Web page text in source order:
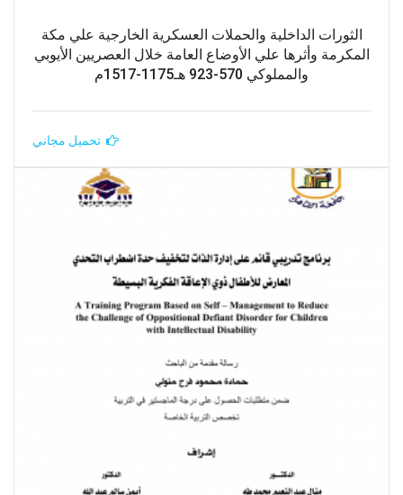
الثورات الداخلية والحملات العسكرية الخارجية علي مكة
المكرمة وأثرها علي الأوضاع العامة خلال العصريين الأيوبي
والمملوكي 570-923 هـ1175-1517م
تحميل مجاني